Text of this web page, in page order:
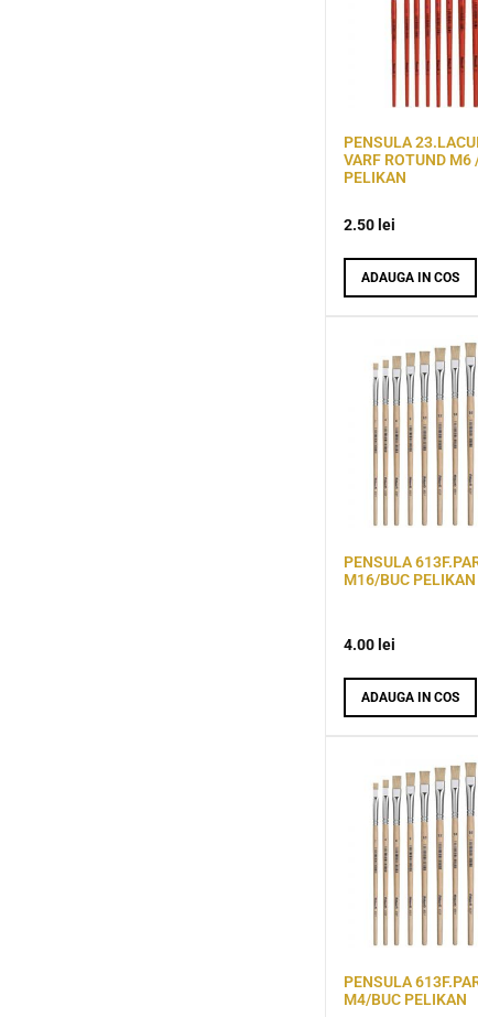
PENSULA
VARF ROTUND M6
PELIKAN
2.50 lei
ADAUGA IN COS
PENSULA
M16/BUC PELIKAN
4.00 lei
ADAUGA IN COS
PENSULA
M4/BUC PELIKAN